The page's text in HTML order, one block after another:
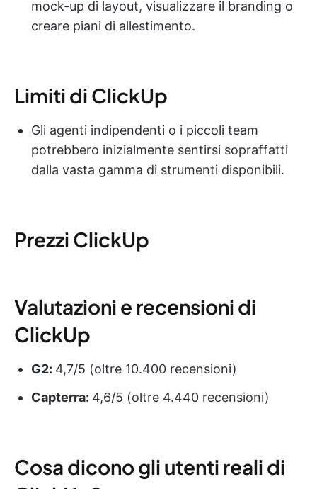
mock-up di layout, visualizzare il branding o
creare piani di allestimento.
Limiti di ClickUp
Gli agenti indipendenti o i piccoli team
potrebbero inizialmente sentirsi sopraffatti
dalla vasta gamma di strumenti disponibili.
Prezzi ClickUp
Valutazioni e recensioni di
ClickUp
G2: 4,7/5 (oltre 10.400 recensioni)
Capterra: 4,6/5 (oltre 4.440 recensioni)
Cosa dicono gli utenti reali di